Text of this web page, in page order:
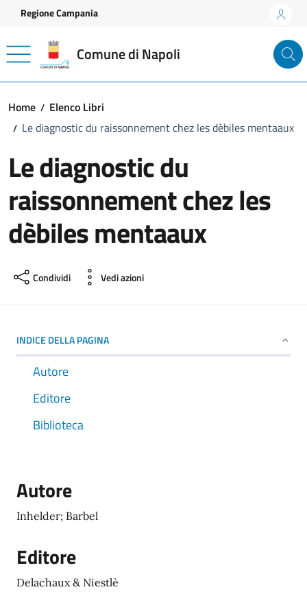
Vai ai contenuti
Vai al footer
Regione Campania
Comune di Napoli
Home
Elenco Libri
Le diagnostic du raissonnement chez les dèbiles mentaaux
Le diagnostic du
raissonnement chez les
dèbiles mentaaux
Condividi Vedi azioni
INDICE DELLA PAGINA
Autore
Editore
Biblioteca
Autore
Inhelder; Barbel
Editore
Delachaux & Niestlè